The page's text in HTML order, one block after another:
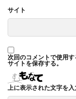
サイト
次回のコメントで使用す
サイトを保存する。
上に表示された文字を入